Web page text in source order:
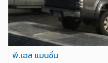
หอประชุมมหาวิทยาลัยเชีย
แยกเจ็ดยอด 1.1 กม.
ซอยทานตะวัน เชียงใหม่
วัดเจ็ดยอด 1.2 กม.
พี.เอส แมนชั่น